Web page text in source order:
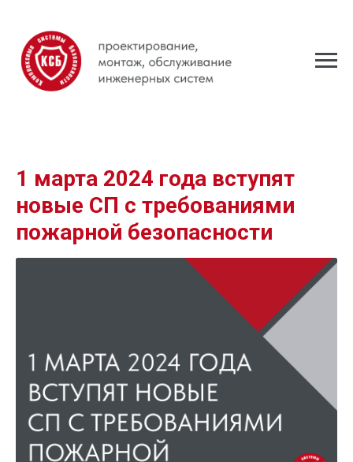
1 марта 2024 года вступят
новые СП с требованиями
пожарной безопасности